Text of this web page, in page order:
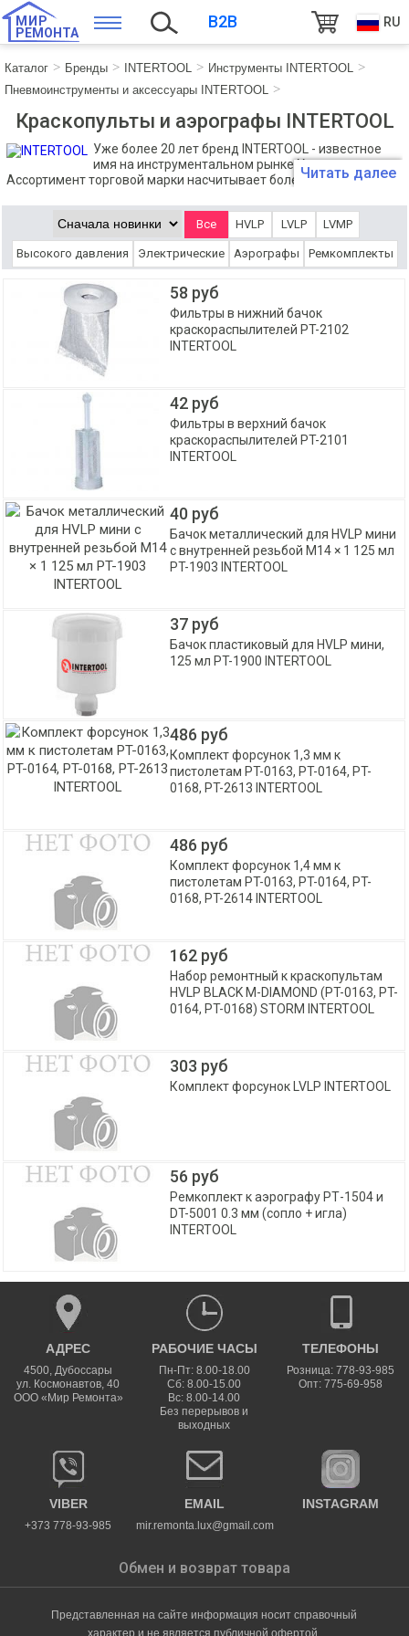
МИР
РЕМОНТА
B2B RU
Каталог Бренды INTERTOOL
Инструменты INTERTOOL
Пневмоинструменты и аксессуары INTERTOOL
Краскопульты и аэрографы INTERTOOL
Уже более 20 лет бренд INTERTOOL - известное
имя на инструментальном рынке Украины.
Ассортимент торговой марки насчитывает более 4000 позиций,
туризма, строительно-ремонтных и дачных работ. Команда
INTERTOOL постоянно работает над совершенствованием
сервиса, расширением и улучшением модельного ряда, что
отмечается пользователями и подтверждается со стороны
авторитетных независимых организаций.
Читать далее
Все HVLP LVLP LVMP
Высокого давления Электрические Аэрографы Ремкомплекты
58 руб
Фильтры в нижний бачок
краскораспылителей PT-2102
INTERTOOL
42 руб
Фильтры в верхний бачок
краскораспылителей PT-2101
INTERTOOL
40 руб
Бачок металлический для HVLP мини
с внутренней резьбой M14 × 1 125 мл
PT-1903 INTERTOOL
37 руб
Бачок пластиковый для HVLP мини,
125 мл PT-1900 INTERTOOL
486 руб
Комплект форсунок 1,3 мм к
пистолетам PT-0163, PT-0164, PT-
0168, PT-2613 INTERTOOL
486 руб
Комплект форсунок 1,4 мм к
пистолетам PT-0163, PT-0164, PT-
0168, PT-2614 INTERTOOL
162 руб
Набор ремонтный к краскопультам
HVLP BLACK M-DIAMOND (PT-0163, PT-
0164, PT-0168) STORM INTERTOOL
303 руб
Комплект форсунок LVLP INTERTOOL
56 руб
Ремкоплект к аэрографу РТ-1504 и
DT-5001 0.3 мм (сопло + игла)
INTERTOOL
АДРЕС
4500,Дубоссары
ул. Космонавтов, 40
ООО «Мир Ремонта»
РАБОЧИЕ ЧАСЫ
Пн-Пт: 8.00-18.00
Сб: 8.00-15.00
Вс: 8.00-14.00
Без перерывов и
выходных
ТЕЛЕФОНЫ
Розница: 778-93-985
Опт: 775-69-958
VIBER
+373 778-93-985
EMAIL
mir.remonta.lux@gmail.com
INSTAGRAM
Обмен и возврат товара
Представленная на сайте информация носит справочный
характер и не является публичной офертой.